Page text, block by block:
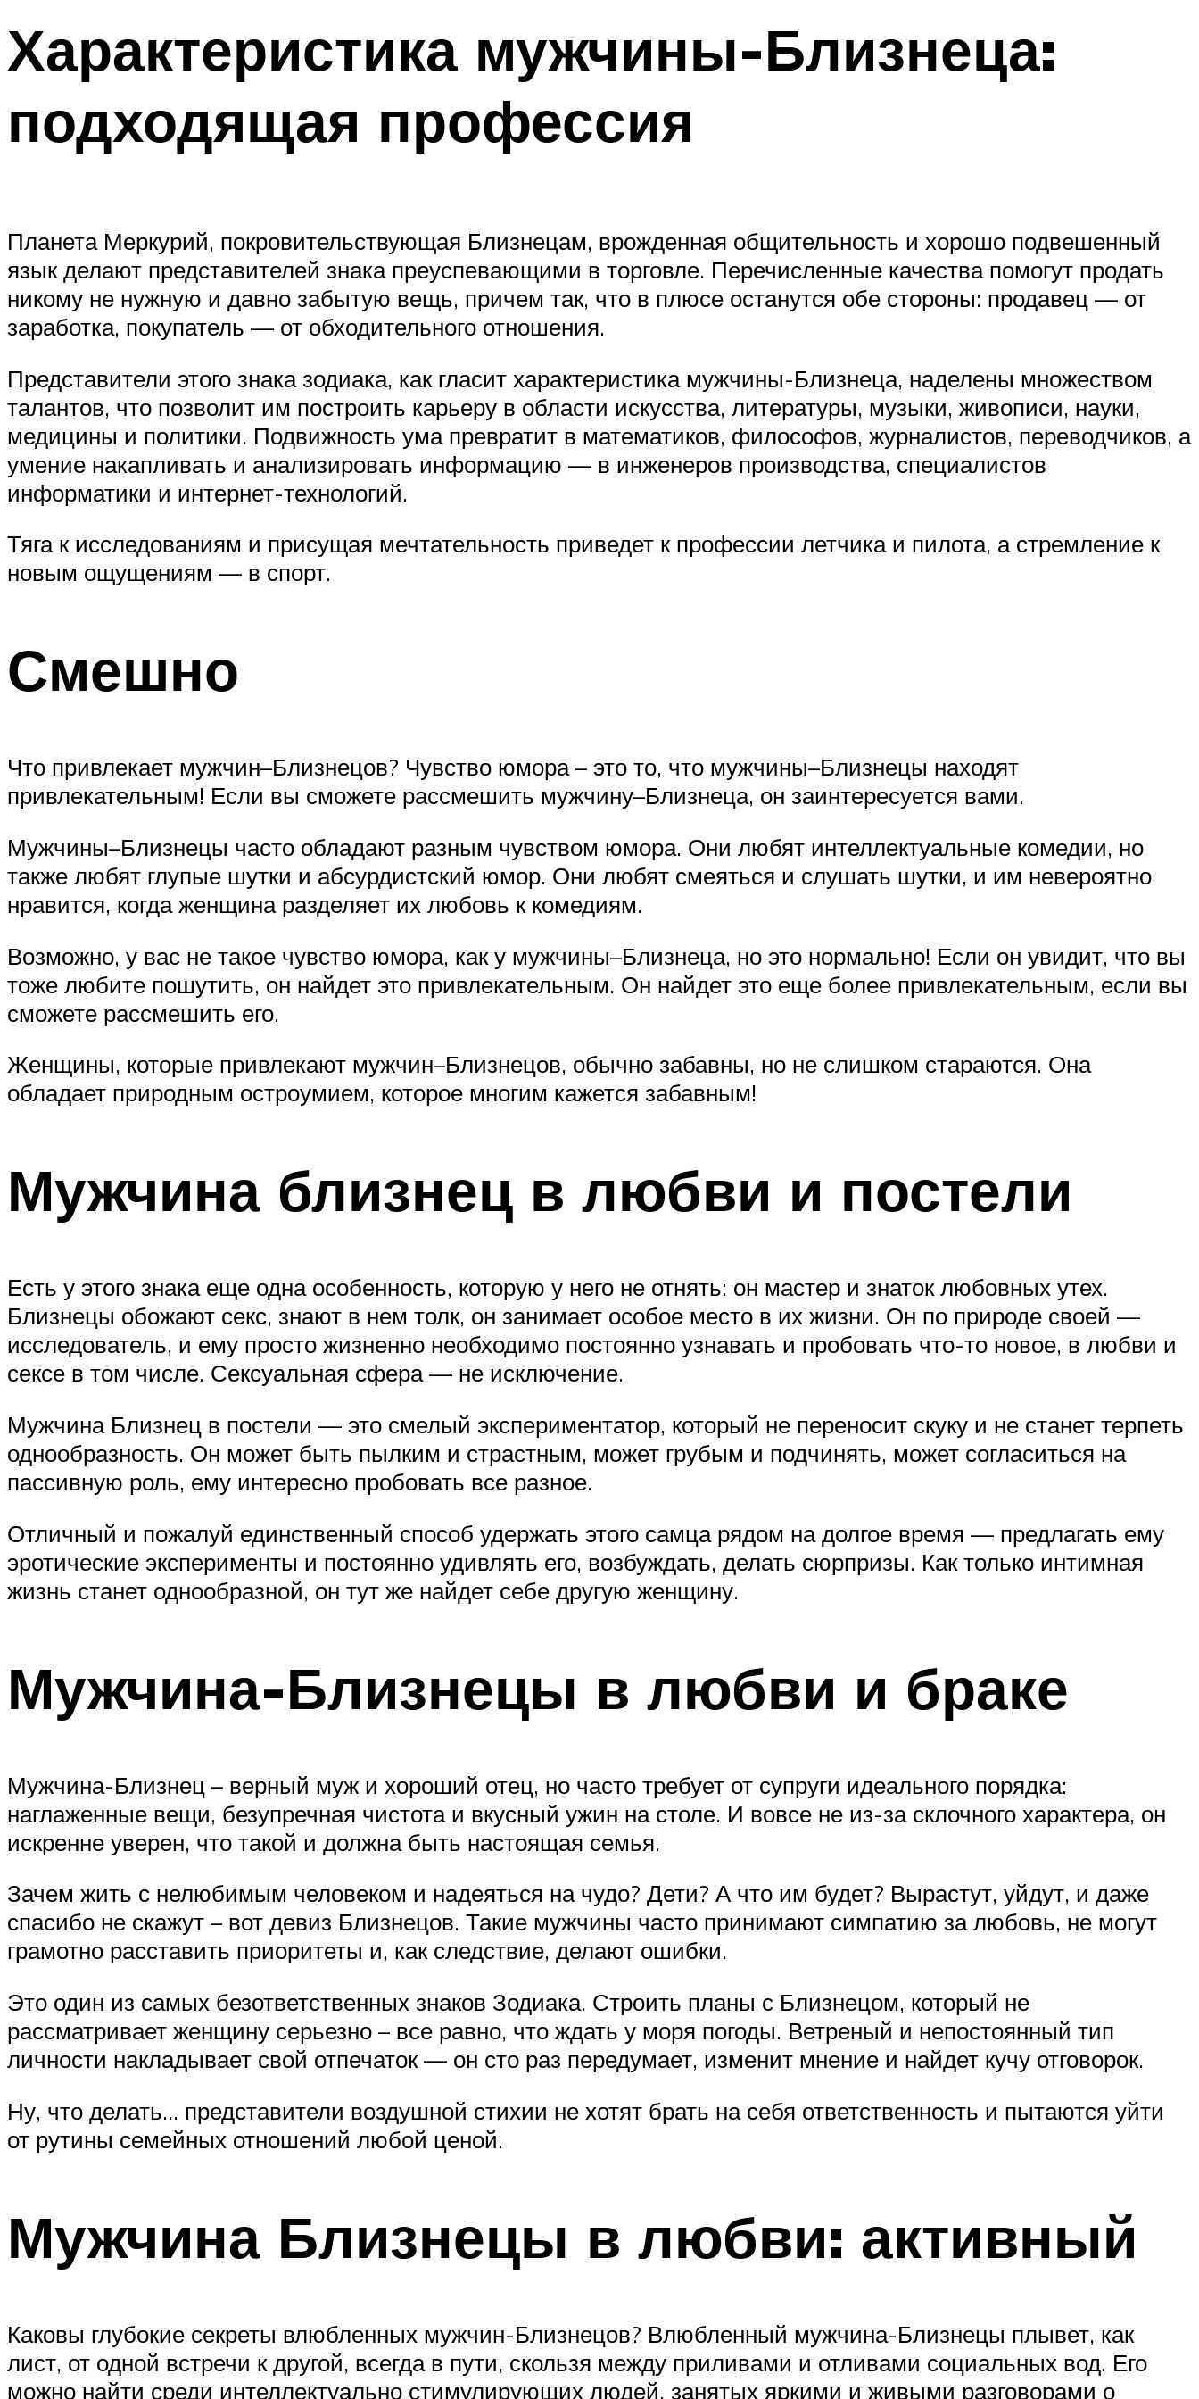
Характеристика мужчины-Близнеца:
подходящая профессия
Планета Меркурий, покровительствующая Близнецам, врожденная общительность и хорошо подвешенный
язык делают представителей знака преуспевающими в торговле. Перечисленные качества помогут продать
никому не нужную и давно забытую вещь, причем так, что в плюсе останутся обе стороны: продавец — от
заработка, покупатель — от обходительного отношения.
Представители этого знака зодиака, как гласит характеристика мужчины-Близнеца, наделены множеством
талантов, что позволит им построить карьеру в области искусства, литературы, музыки, живописи, науки,
медицины и политики. Подвижность ума превратит в математиков, философов, журналистов, переводчиков, а
умение накапливать и анализировать информацию — в инженеров производства, специалистов
информатики и интернет-технологий.
Тяга к исследованиям и присущая мечтательность приведет к профессии летчика и пилота, а стремление к
новым ощущениям — в спорт.
Смешно
Что привлекает мужчин–Близнецов? Чувство юмора – это то, что мужчины–Близнецы находят
привлекательным! Если вы сможете рассмешить мужчину–Близнеца, он заинтересуется вами.
Мужчины–Близнецы часто обладают разным чувством юмора. Они любят интеллектуальные комедии, но
также любят глупые шутки и абсурдистский юмор. Они любят смеяться и слушать шутки, и им невероятно
нравится, когда женщина разделяет их любовь к комедиям.
Возможно, у вас не такое чувство юмора, как у мужчины–Близнеца, но это нормально! Если он увидит, что вы
тоже любите пошутить, он найдет это привлекательным. Он найдет это еще более привлекательным, если вы
сможете рассмешить его.
Женщины, которые привлекают мужчин–Близнецов, обычно забавны, но не слишком стараются. Она
обладает природным остроумием, которое многим кажется забавным!
Мужчина близнец в любви и постели
Есть у этого знака еще одна особенность, которую у него не отнять: он мастер и знаток любовных утех.
Близнецы обожают секс, знают в нем толк, он занимает особое место в их жизни. Он по природе своей —
исследователь, и ему просто жизненно необходимо постоянно узнавать и пробовать что-то новое, в любви и
сексе в том числе. Сексуальная сфера — не исключение.
Мужчина Близнец в постели — это смелый экспериментатор, который не переносит скуку и не станет терпеть
однообразность. Он может быть пылким и страстным, может грубым и подчинять, может согласиться на
пассивную роль, ему интересно пробовать все разное.
Отличный и пожалуй единственный способ удержать этого самца рядом на долгое время — предлагать ему
эротические эксперименты и постоянно удивлять его, возбуждать, делать сюрпризы. Как только интимная
жизнь станет однообразной, он тут же найдет себе другую женщину.
Мужчина-Близнецы в любви и браке
Мужчина-Близнец – верный муж и хороший отец, но часто требует от супруги идеального порядка:
наглаженные вещи, безупречная чистота и вкусный ужин на столе. И вовсе не из-за склочного характера, он
искренне уверен, что такой и должна быть настоящая семья.
Зачем жить с нелюбимым человеком и надеяться на чудо? Дети? А что им будет? Вырастут, уйдут, и даже
спасибо не скажут – вот девиз Близнецов. Такие мужчины часто принимают симпатию за любовь, не могут
грамотно расставить приоритеты и, как следствие, делают ошибки.
Это один из самых безответственных знаков Зодиака. Строить планы с Близнецом, который не
рассматривает женщину серьезно – все равно, что ждать у моря погоды. Ветреный и непостоянный тип
личности накладывает свой отпечаток — он сто раз передумает, изменит мнение и найдет кучу отговорок.
Ну, что делать… представители воздушной стихии не хотят брать на себя ответственность и пытаются уйти
от рутины семейных отношений любой ценой.
Мужчина Близнецы в любви: активный
Каковы глубокие секреты влюбленных мужчин-Близнецов? Влюбленный мужчина-Близнецы плывет, как
лист, от одной встречи к другой, всегда в пути, скользя между приливами и отливами социальных вод. Его
можно найти среди интеллектуально стимулирующих людей, занятых яркими и живыми разговорами о